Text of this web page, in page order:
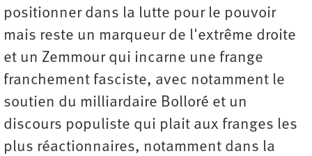
positionner dans la lutte pour le pouvoir
mais reste un marqueur de l'extrême droite
et un Zemmour qui incarne une frange
franchement fasciste, avec notamment le
soutien du milliardaire Bolloré et un
discours populiste qui plait aux franges les
plus réactionnaires, notamment dans la